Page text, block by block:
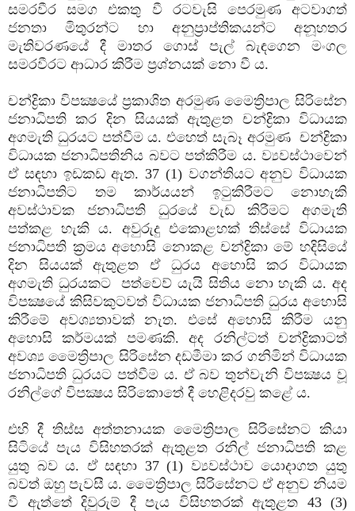
සමරවීර සමග එකතු වී රටවැසි පෙරමුණ අටවාගත්
ජනතා මිතුරන්ට හා අනුප්‍රාප්තිකයන්ට අනූහතර
මැතිවරණයේ දී මාතර ගොස් පැල් බැඳගෙන මංගල
සමරවීරට ආධාර කිරීම ප්‍රශ්නයක් නො වී ය.
චන්ද්‍රිකා විපක්‍ෂයේ ප්‍රකාශිත අරමුණ මෛත්‍රිපාල සිරිසේන
ජනාධිපති කර දින සියයක් ඇතුළත චන්ද්‍රිකා විධායක
අගමැති ධුරයට පත්වීම ය. එහෙත් සැබෑ අරමුණ චන්ද්‍රිකා
විධායක ජනාධිපතිනිය බවට පත්කිරීම ය. ව්‍යවස්ථාවෙන්
ඒ සඳහා ඉඩකඩ ඇත. 37 (1) වගන්තියට අනුව විධායක
ජනාධිපතිට තම කාර්යයන් ඉටුකිරීමට නොහැකි
අවස්ථාවක ජනාධිපති ධුරයේ වැඩ කිරීමට අගමැති
පත්කළ හැකි ය. අවුරුදු එකොළහක් තිස්සේ විධායක
ජනාධිපති ක්‍රමය අහොසි නොකළ චන්ද්‍රිකා මේ හදිසියේ
දින සියයක් ඇතුළත ඒ ධුරය අහොසි කර විධායක
අගමැති ධුරයකට පත්වෙව් යැයි සිතිය නො හැකි ය. අද
විපක්‍ෂයේ කිසිවකුටවත් විධායක ජනාධිපති ධුරය අහොසි
කිරීමේ අවශ්‍යතාවක් නැත. එසේ අහොසි කිරීම යනු
අහොසි කර්මයක් පමණකි. අද රනිල්ටත් චන්ද්‍රිකාටත්
අවශ්‍ය මෛත්‍රිපාල සිරිසේන දඩමීමා කර ගනිමින් විධායක
ජනාධිපති ධුරයට පත්වීම ය. ඒ බව තුන්වැනි විපක්‍ෂය වූ
රනිල්ගේ විපක්‍ෂය සිරිකොතේ දී හෙළිදරවු කළේ ය.
එහි දී තිස්ස අත්තනායක මෛත්‍රිපාල සිරිසේනට කියා
සිටියේ පැය විසිහතරක් ඇතුළත රනිල් ජනාධිපති කළ
යුතු බව ය. ඒ සඳහා 37 (1) ව්‍යවස්ථාව යොදාගත යුතු
බවත් ඔහු පැවසී ය. මෛත්‍රිපාල සිරිසේනට ඒ අනුව නියම
වී ඇත්තේ දිවුරුම් දී පැය විසිහතරක් ඇතුළත 43 (3)